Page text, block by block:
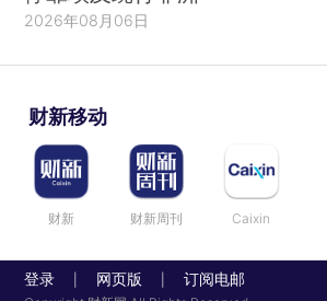
2026年08月06日
财新移动
财新 财新周刊 Caixin
登录 网页版 订阅电邮